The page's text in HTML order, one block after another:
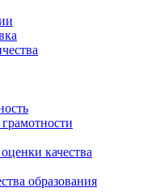
качества
образования